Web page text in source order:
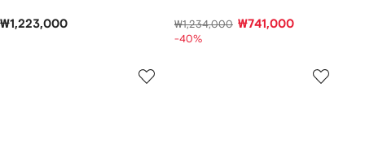
₩1,223,000 ₩1,234,000 ₩741,000
-40%